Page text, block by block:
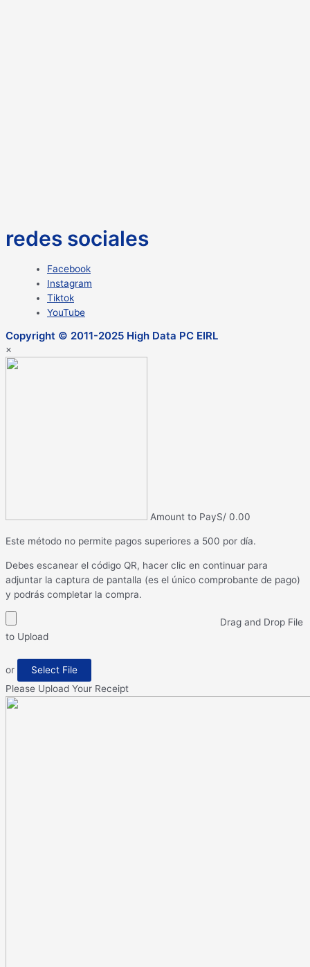
redes sociales
Facebook
Instagram
Tiktok
YouTube
Copyright © 2011-2025 High Data PC EIRL
×
Amount to PayS/ 0.00
Este método no permite pagos superiores a 500 por día.
Debes escanear el código QR, hacer clic en continuar para
adjuntar la captura de pantalla (es el único comprobante de pago)
y podrás completar la compra.
Drag and Drop File
to Upload
or
Select File
Please Upload Your Receipt